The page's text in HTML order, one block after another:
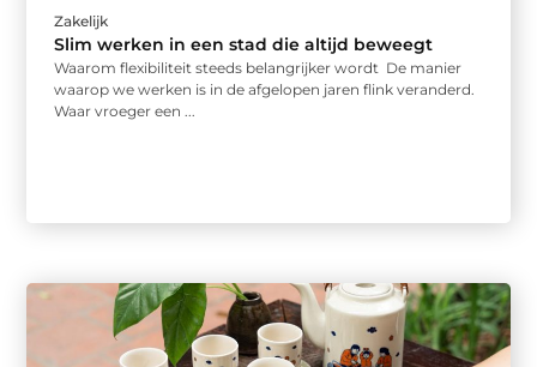
Zakelijk
Slim werken in een stad die altijd beweegt
Waarom flexibiliteit steeds belangrijker wordt De manier
waarop we werken is in de afgelopen jaren flink veranderd.
Waar vroeger een ...